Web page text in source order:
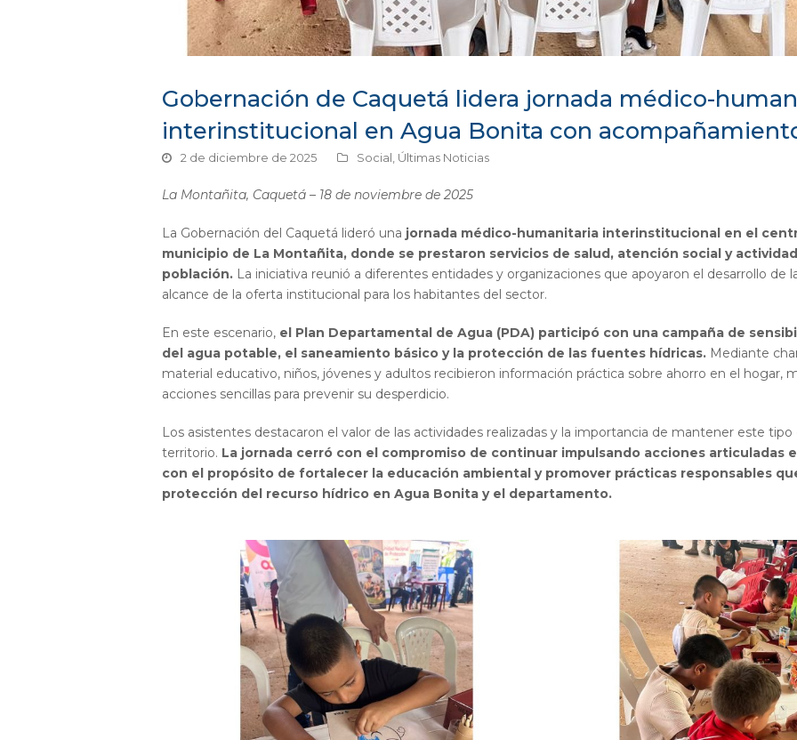
Gobernación de Caquetá lidera jornada médico-
interinstitucional en Agua Bonita con
2 de diciembre de 2025 Social Últimas Noticias
La Montañita, Caquetá – 18 de noviembre de 2025
La Gobernación del Caquetá lideró una jornada médico-humanitaria interinstitucional en el
municipio de La Montañita, donde se prestaron servicios de salud, atención social y
población. La iniciativa reunió a diferentes entidades y organizaciones que apoyaron el desarrollo de
alcance de la oferta institucional para los habitantes del sector.
En este escenario, el Plan Departamental de Agua (PDA) participó con una campaña de
del agua potable, el saneamiento básico y la protección de las fuentes hídricas. Mediante
material educativo, niños, jóvenes y adultos recibieron información práctica sobre ahorro en el hogar,
acciones sencillas para prevenir su desperdicio.
Los asistentes destacaron el valor de las actividades realizadas y la importancia de mantener este
territorio. La jornada cerró con el compromiso de continuar impulsando acciones articuladas
con el propósito de fortalecer la educación ambiental y promover prácticas responsables
protección del recurso hídrico en Agua Bonita y el departamento.